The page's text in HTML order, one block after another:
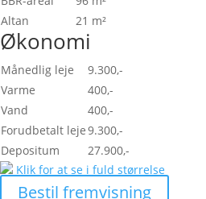
Altan
21 m²
Økonomi
Månedlig leje
9.300,-
Varme
400,-
Vand
400,-
Forudbetalt leje9.300,-
Depositum
27.900,-
Klik for at se i fuld størrelse
Bestil fremvisning